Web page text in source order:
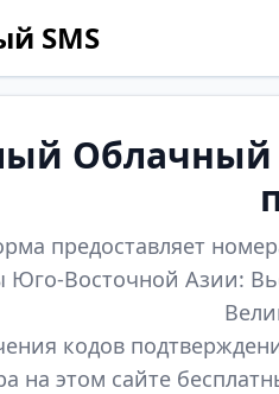
SMS
Облачный
предоставляет
Юго-Восточной Азии:
кодов
на этом сайте